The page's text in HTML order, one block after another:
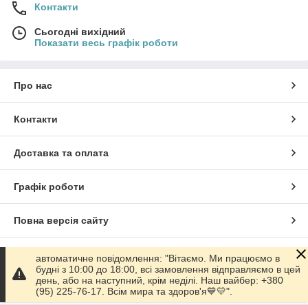
Контакти
Сьогодні вихідний
Показати весь графік роботи
Про нас
Контакти
Доставка та оплата
Графік роботи
Повна версія сайту
Сайт створено на маркетплейсіProm.ua
Політика конфіденційності
автоматичне повідомлення: "Вітаємо. Ми працюємо в
будні з 10:00 до 18:00, всі замовлення відправляємо в цей
день, або на наступний, крім неділі. Наш вайбер: +380
(95) 225-76-17. Всім мира та здоров'я💙💛".